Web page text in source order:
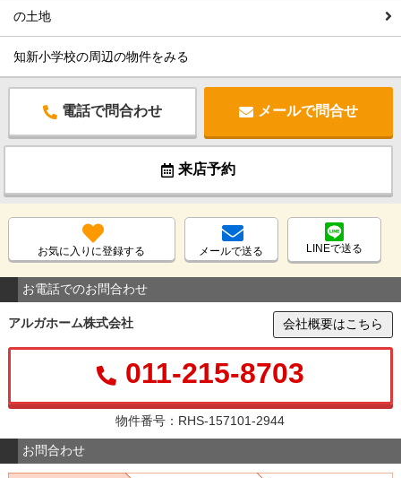
の土地
知新小学校の周辺の物件をみる
電話で問合わせ メールで問合せ
来店予約
お気に入りに登録する メールで送る LINEで送る
お電話でのお問合わせ
アルガホーム株式会社 会社概要はこちら
011-215-8703
物件番号：RHS-157101-2944
お問合わせ